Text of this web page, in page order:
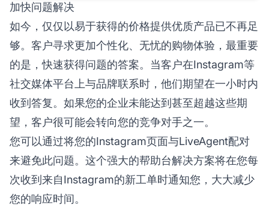
加快问题解决
如今，仅仅以易于获得的价格提供优质产品已不再足
够。客户寻求更加个性化、无忧的购物体验，最重要
的是，快速获得问题的答案。当客户在Instagram等
社交媒体平台上与品牌联系时，他们期望在一小时内
收到答复。如果您的企业未能达到甚至超越这些期
望，客户很可能会转向您的竞争对手之一。
您可以通过将您的Instagram页面与LiveAgent配对
来避免此问题。这个强大的帮助台解决方案将在您每
次收到来自Instagram的新工单时通知您，大大减少
您的响应时间。